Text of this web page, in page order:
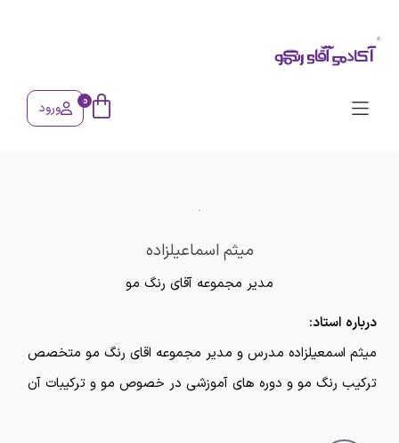
0 ورود
میثم اسماعیلزاده
مدیر مجموعه آقای رنگ مو
درباره استاد:
میثم اسمعیلزاده مدرس و مدیر مجموعه اقای رنگ مو متخصص
ترکیب رنگ مو و دوره های آموزشی در خصوص مو و ترکیبات آن